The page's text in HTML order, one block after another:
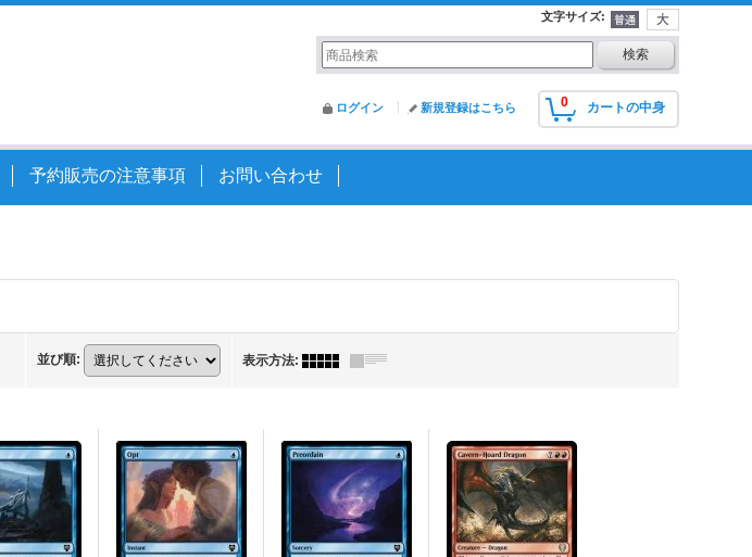
文字サイズ:
0 カートの中身
ログイン 新規登録はこちら
予約販売の注意事項 お問い合わせ
並び順: 表示方法: